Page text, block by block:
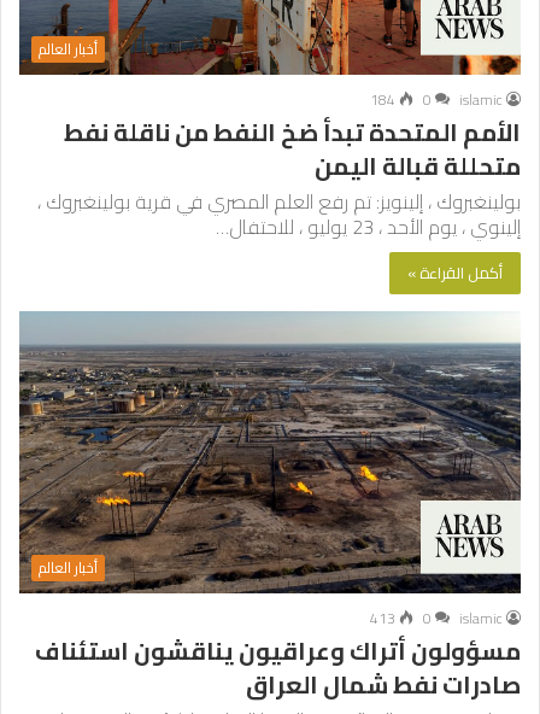
أخبار العالم
islamic
0
184
الأمم المتحدة تبدأ ضخ النفط من ناقلة نفط
متحللة قبالة اليمن
بولينغبروك ، إلينويز: تم رفع العلم المصري في قرية بولينغبروك ،
إلينوي ، يوم الأحد ، 23 يوليو ، للاحتفال…
أكمل القراءة »
أخبار العالم
islamic
0
413
مسؤولون أتراك وعراقيون يناقشون استئناف
صادرات نفط شمال العراق